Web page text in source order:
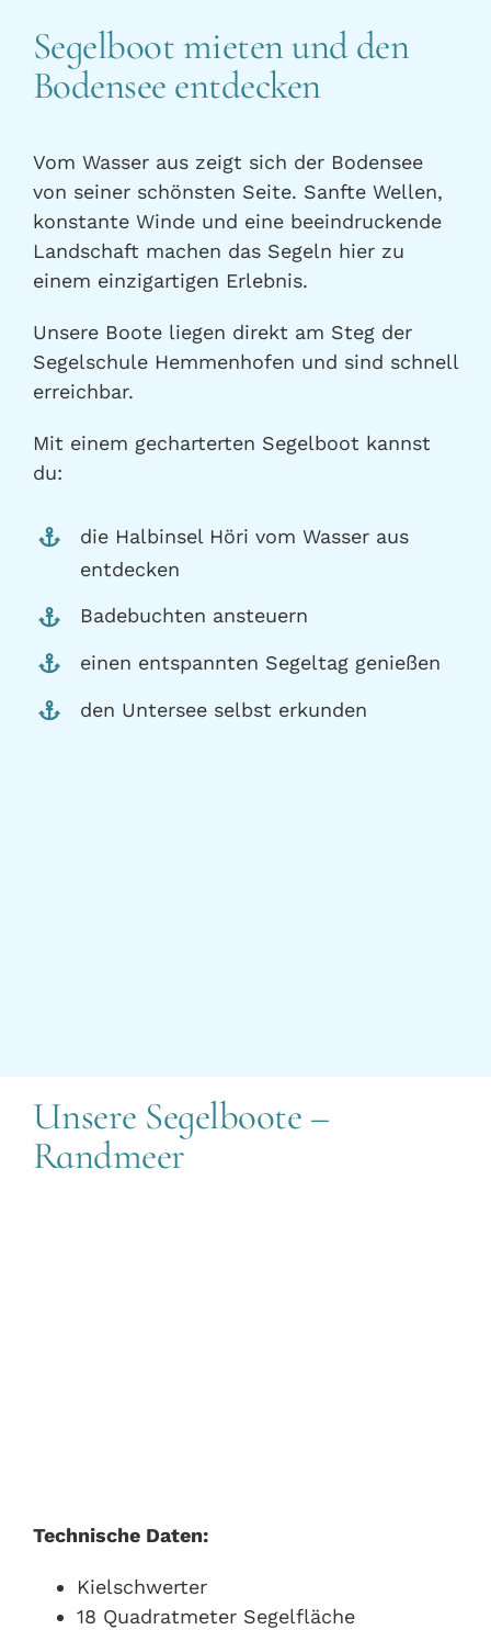
Segelboot mieten und den
Bodensee entdecken
Vom Wasser aus zeigt sich der Bodensee
von seiner schönsten Seite. Sanfte Wellen,
konstante Winde und eine beeindruckende
Landschaft machen das Segeln hier zu
einem einzigartigen Erlebnis.
Unsere Boote liegen direkt am Steg der
Segelschule Hemmenhofen und sind schnell
erreichbar.
Mit einem gecharterten Segelboot kannst
du:
die Halbinsel Höri vom Wasser aus
entdecken
Badebuchten ansteuern
einen entspannten Segeltag genießen
den Untersee selbst erkunden
Unsere Segelboote –
Randmeer
Technische Daten:
Kielschwerter
18 Quadratmeter Segelfläche